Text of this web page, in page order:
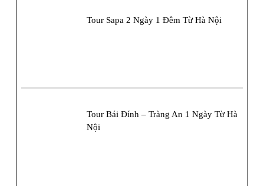
Tour Sapa 2 Ngày 1 Đêm Từ Hà Nội
Tour Bái Đính – Tràng An 1 Ngày Từ Hà
Nội